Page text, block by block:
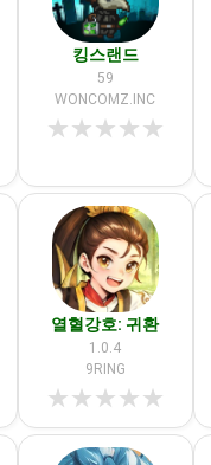
킹스랜드
59
WONCOMZ.INC
★★★★★
열혈강호: 귀환
1.0.4
9RING
★★★★★